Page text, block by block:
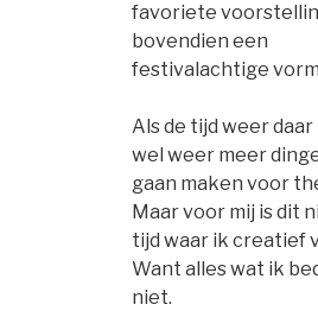
favoriete
bovendien een
festivalachtige
Als de tijd weer daar
wel weer meer
gaan maken voor
Maar voor mij is dit
tijd waar ik creatief
Want alles wat ik
niet.